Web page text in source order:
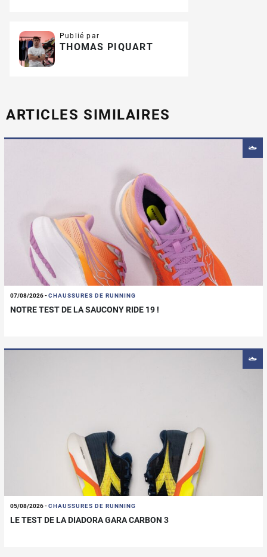
Publié par
THOMAS PIQUART
ARTICLES SIMILAIRES
07/08/2026-CHAUSSURES DE RUNNING
NOTRE TEST DE LA SAUCONY RIDE 19 !
05/08/2026-CHAUSSURES DE RUNNING
LE TEST DE LA DIADORA GARA CARBON 3